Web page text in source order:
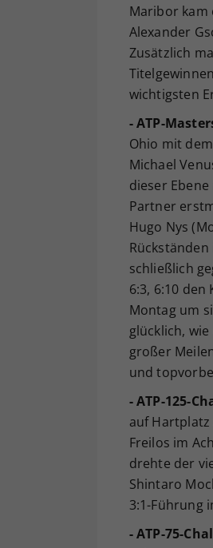
Maribor kam
Alexander
Zusätzlich
wichtigsten
- ATP-
Ohio mit
Michael
dieser
Partner
Hugo Nys
schließlich
6:3, 6:10
Montag um
glücklich,
großer
und
- ATP-125-
auf
Freilos im
drehte der
Shintaro
3:1-Führung
- ATP-75-